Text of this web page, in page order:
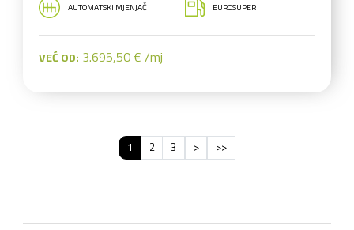
AUTOMATSKI MJENJAČ EUROSUPER
VEĆ OD: 3.695,50 € /mj
1 2 3 > >>